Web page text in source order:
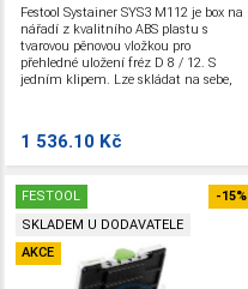
Festool Systainer SYS3 M112 je box na
nářadí z kvalitního ABS plastu s
tvarovou pěnovou vložkou pro
přehledné uložení fréz D 8 / 12. S
jedním klipem. Lze skládat na sebe,
1 536.10 Kč
FESTOOL
SKLADEM U DODAVATELE
AKCE
-15%